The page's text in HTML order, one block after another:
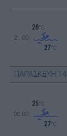
21:00
28°C
27°C
ΠΑΡΑΣΚΕΥΗ 14
00:00
25°C
27°C